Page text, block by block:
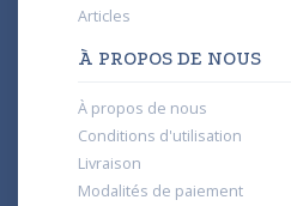
Articles
À PROPOS DE NOUS
À propos de nous
Conditions d'utilisation
Livraison
Modalités de paiement